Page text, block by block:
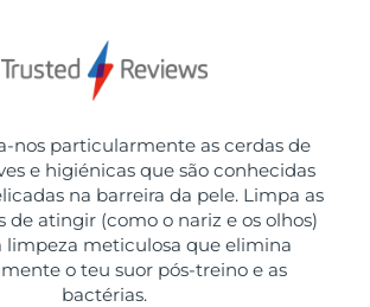
nos particularmente as cerdas de
e higiénicas que são conhecidas
na barreira da pele. Limpa as
de atingir (como o nariz e os olhos)
limpeza meticulosa que elimina
o teu suor pós-treino e as
bactérias.